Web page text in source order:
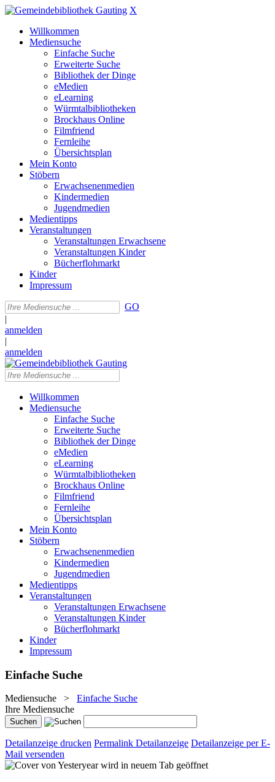
X
Willkommen
Mediensuche
Einfache Suche
Erweiterte Suche
Bibliothek der Dinge
eMedien
eLearning
Würmtalbibliotheken
Brockhaus Online
Filmfriend
Fernleihe
Übersichtsplan
Mein Konto
Stöbern
Erwachsenenmedien
Kindermedien
Jugendmedien
Medientipps
Veranstaltungen
Veranstaltungen Erwachsene
Veranstaltungen Kinder
Bücherflohmarkt
Kinder
Impressum
GO
|
anmelden
|
anmelden
Willkommen
Mediensuche
Einfache Suche
Erweiterte Suche
Bibliothek der Dinge
eMedien
eLearning
Würmtalbibliotheken
Brockhaus Online
Filmfriend
Fernleihe
Übersichtsplan
Mein Konto
Stöbern
Erwachsenenmedien
Kindermedien
Jugendmedien
Medientipps
Veranstaltungen
Veranstaltungen Erwachsene
Veranstaltungen Kinder
Bücherflohmarkt
Kinder
Impressum
Einfache Suche
Mediensuche > Einfache Suche
Ihre Mediensuche
Detailanzeige drucken Permalink Detailanzeige Detailanzeige per E-
Mail versenden
wird in neuem Tab geöffnet